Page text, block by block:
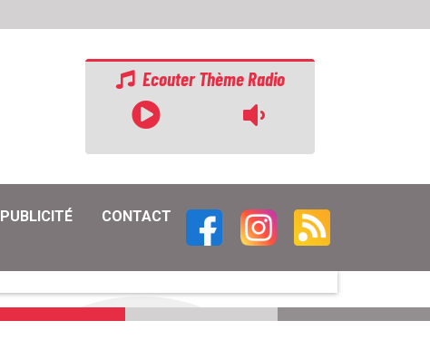
Ecouter Thème Radio
PUBLICITÉ CONTACT